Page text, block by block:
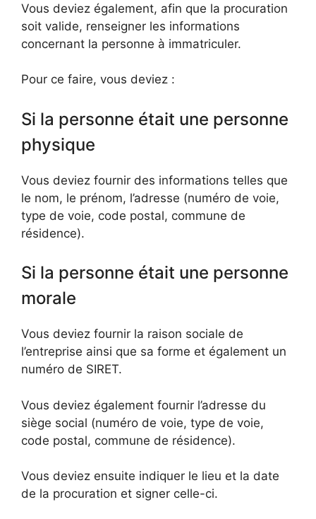
Vous deviez également, afin que la procuration
soit valide, renseigner les informations
concernant la personne à immatriculer.
Pour ce faire, vous deviez :
Si la personne était une personne
physique
Vous deviez fournir des informations telles que
le nom, le prénom, l’adresse (numéro de voie,
type de voie, code postal, commune de
résidence).
Si la personne était une personne
morale
Vous deviez fournir la raison sociale de
l’entreprise ainsi que sa forme et également un
numéro de SIRET.
Vous deviez également fournir l’adresse du
siège social (numéro de voie, type de voie,
code postal, commune de résidence).
Vous deviez ensuite indiquer le lieu et la date
de la procuration et signer celle-ci.